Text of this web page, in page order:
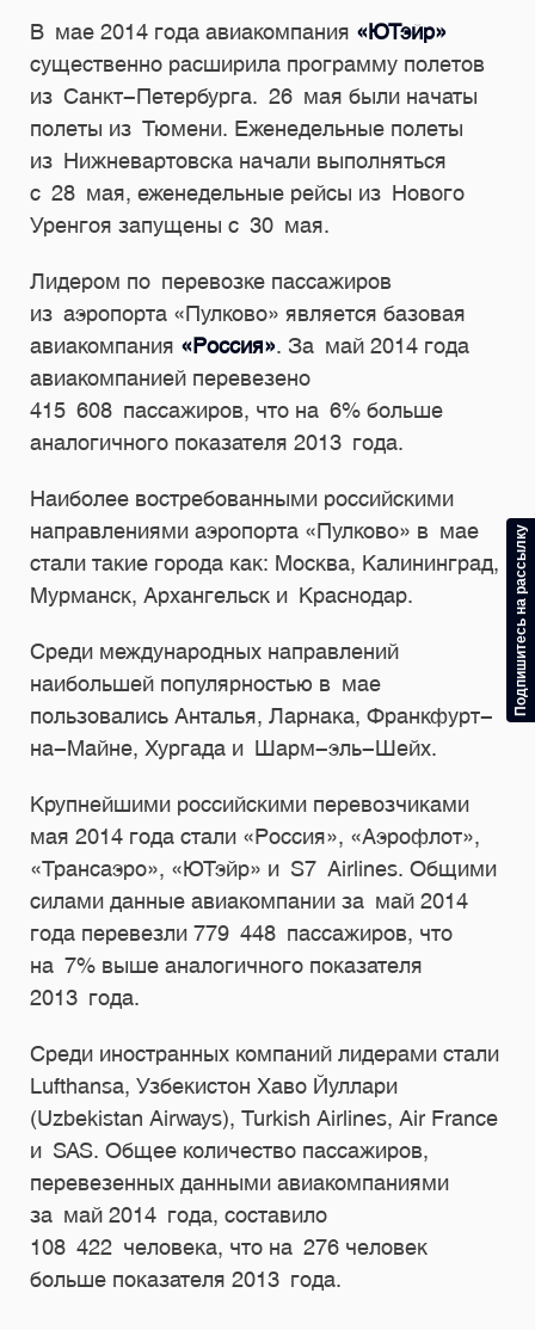
В мае 2014 года авиакомпания «ЮТэйр»
существенно расширила программу полетов
из Санкт-Петербурга. 26 мая были начаты
полеты из Тюмени. Еженедельные полеты
из Нижневартовска начали выполняться
с 28 мая, еженедельные рейсы из Нового
Уренгоя запущены с 30 мая.
Лидером по перевозке пассажиров
из аэропорта «Пулково» является базовая
авиакомпания «Россия». За май 2014 года
авиакомпанией перевезено
415 608 пассажиров, что на 6% больше
аналогичного показателя 2013 года.
Наиболее востребованными российскими
направлениями аэропорта «Пулково» в мае
стали такие города как: Москва, Калининград,
Мурманск, Архангельск и Краснодар.
Среди международных направлений
наибольшей популярностью в мае
пользовались Анталья, Ларнака, Франкфурт-
на-Майне, Хургада и Шарм-эль-Шейх.
Крупнейшими российскими перевозчиками
мая 2014 года стали «Россия», «Аэрофлот»,
«Трансаэро», «ЮТэйр» и S7 Airlines. Общими
силами данные авиакомпании за май 2014
года перевезли 779 448 пассажиров, что
на 7% выше аналогичного показателя
2013 года.
Среди иностранных компаний лидерами стали
Lufthansa, Узбекистон Хаво Йуллари
(Uzbekistan Airways), Turkish Airlines, Air France
и SAS. Общее количество пассажиров,
перевезенных данными авиакомпаниями
за май 2014 года, составило
108 422 человека, что на 276 человек
больше показателя 2013 года.
Подпишитесь на рассылку